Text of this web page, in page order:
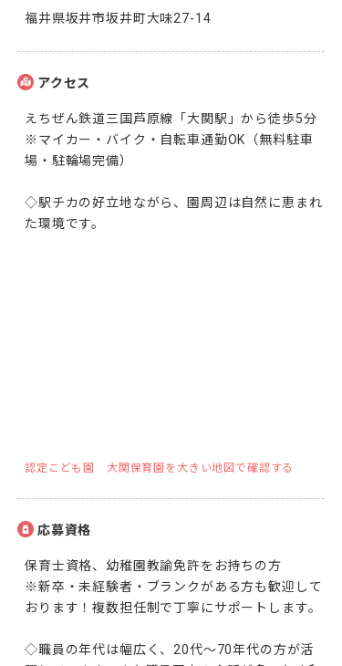
福井県坂井市坂井町大味27-14
アクセス
えちぜん鉄道三国芦原線「大関駅」から徒歩5分
※マイカー・バイク・自転車通勤OK（無料駐車
場・駐輪場完備）
◇駅チカの好立地ながら、園周辺は自然に恵まれ
た環境です。
認定こども園 大関保育園を大きい地図で確認する
応募資格
保育士資格、幼稚園教諭免許をお持ちの方
※新卒・未経験者・ブランクがある方も歓迎して
おります！複数担任制で丁寧にサポートします。
◇職員の年代は幅広く、20代～70年代の方が活